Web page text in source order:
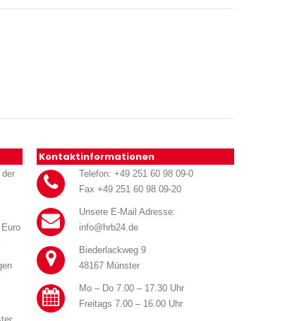
Kontaktinformationen
Telefon: +49 251 60 98 09-0
Fax +49 251 60 98 09-20
Unsere E-Mail Adresse:
info@hrb24.de
Biederlackweg 9
48167 Münster
Mo – Do 7.00 – 17.30 Uhr
Freitags 7.00 – 16.00 Uhr